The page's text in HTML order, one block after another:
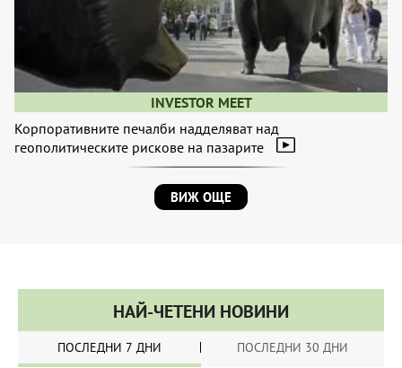
INVESTOR MEET
Корпоративните печалби надделяват над
геополитическите рискове на пазарите
ВИЖ ОЩЕ
НАЙ-ЧЕТЕНИ НОВИНИ
ПОСЛЕДНИ 7 ДНИ ПОСЛЕДНИ 30 ДНИ